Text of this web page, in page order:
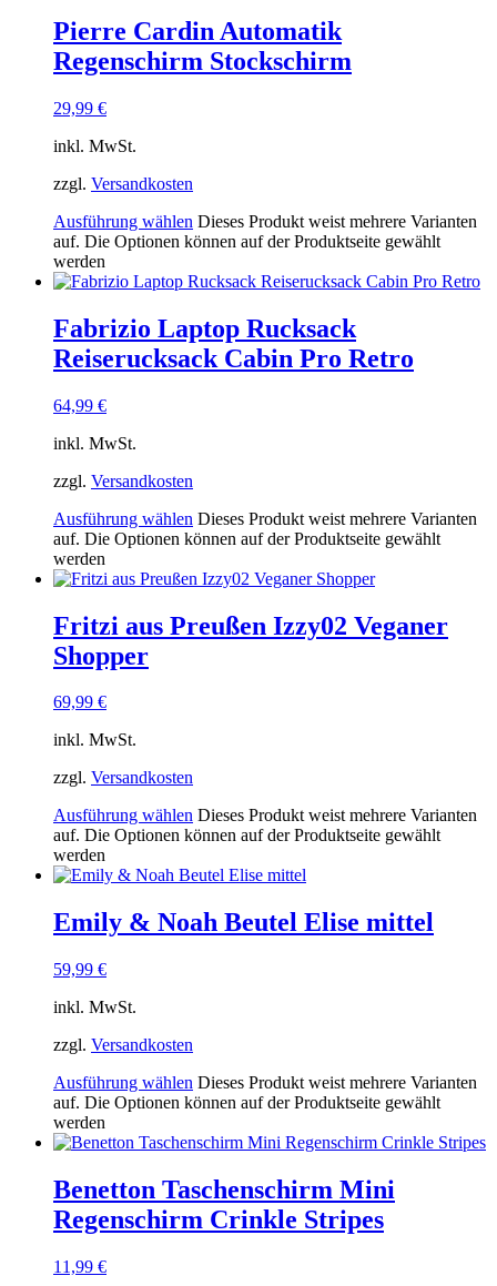
Pierre Cardin Automatik
Regenschirm Stockschirm
29,99 €
inkl. MwSt.
zzgl. Versandkosten
Ausführung wählen Dieses Produkt weist mehrere Varianten
auf. Die Optionen können auf der Produktseite gewählt
werden
Fabrizio Laptop Rucksack
Reiserucksack Cabin Pro Retro
64,99 €
inkl. MwSt.
zzgl. Versandkosten
Ausführung wählen Dieses Produkt weist mehrere Varianten
auf. Die Optionen können auf der Produktseite gewählt
werden
Fritzi aus Preußen Izzy02 Veganer
Shopper
69,99 €
inkl. MwSt.
zzgl. Versandkosten
Ausführung wählen Dieses Produkt weist mehrere Varianten
auf. Die Optionen können auf der Produktseite gewählt
werden
Emily & Noah Beutel Elise mittel
59,99 €
inkl. MwSt.
zzgl. Versandkosten
Ausführung wählen Dieses Produkt weist mehrere Varianten
auf. Die Optionen können auf der Produktseite gewählt
werden
Benetton Taschenschirm Mini
Regenschirm Crinkle Stripes
11,99 €